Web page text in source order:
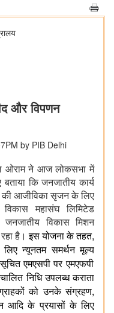
और विपणन
by PIB Delhi
ओराम ने आज लोकसभा में
कि जनजातीय कार्य
की आजीविका सृजन के लिए
महासंघ लिमिटेड
विकास मिशन
रहा है।इस योजना के तहत,
लिए न्यूनतम समर्थन मूल्य
एमएसपी पर एमएफपी
निधि उपलब्ध कराता
को उनके संग्रहण,
आदि के प्रयासों के लिए